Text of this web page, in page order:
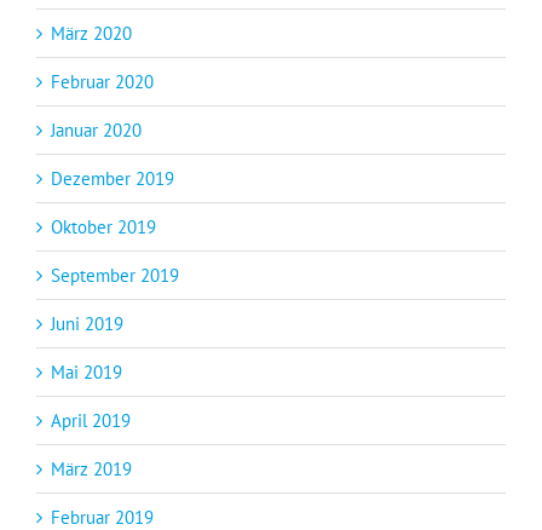
März 2020
Februar 2020
Januar 2020
Dezember 2019
Oktober 2019
September 2019
Juni 2019
Mai 2019
April 2019
März 2019
Februar 2019